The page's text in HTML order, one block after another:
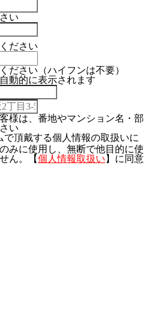
い
ださい
ださい（ハイフンは不要）
動的に表示されます
様は、番地やマンション名・部
い
で頂戴する個人情報の取扱いに
みに使用し、無断で他目的に使
ん。【個人情報取扱い 】に同意